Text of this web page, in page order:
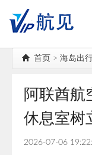
中国古镇大全
海岛出行
AI智能
首页 > 海岛出
阿联酋航
休息室树
2026-07-06